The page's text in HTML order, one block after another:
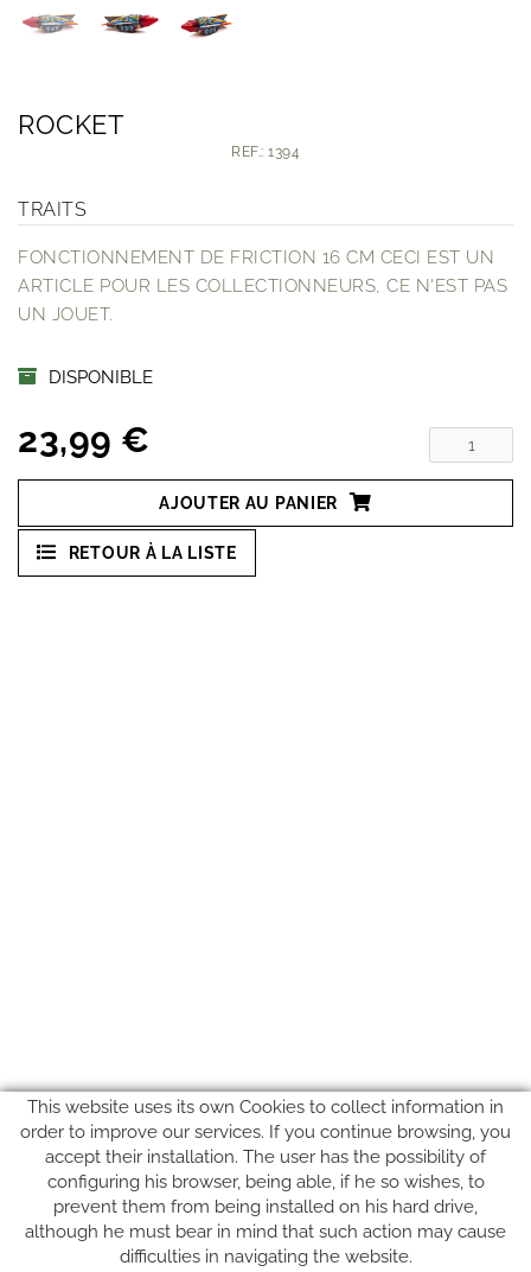
ROCKET
REF.: 1394
TRAITS
FONCTIONNEMENT DE FRICTION 16 CM CECI EST UN
ARTICLE POUR LES COLLECTIONNEURS, CE N'EST PAS
UN JOUET.
DISPONIBLE
23,99 €
AJOUTER AU PANIER
RETOUR À LA LISTE
SUIVEZ-NOUS SUR
This website uses its own Cookies to collect information in
order to improve our services. If you continue browsing, you
accept their installation. The user has the possibility of
configuring his browser, being able, if he so wishes, to
prevent them from being installed on his hard drive,
although he must bear in mind that such action may cause
difficulties in navigating the website.